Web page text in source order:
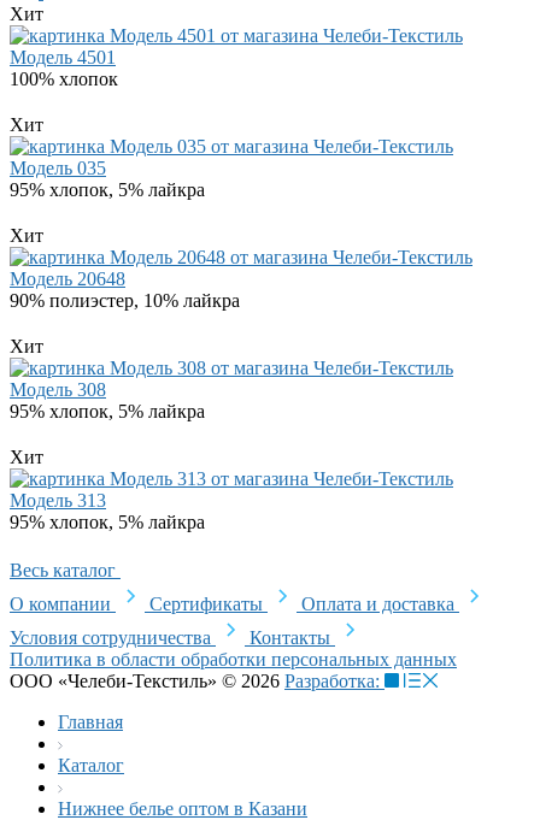
Хит
Модель 4501
100% хлопок
Хит
Модель 035
95% хлопок, 5% лайкра
Хит
Модель 20648
90% полиэстер, 10% лайкра
Хит
Модель 308
95% хлопок, 5% лайкра
Хит
Модель 313
95% хлопок, 5% лайкра
Весь каталог
О компании
Сертификаты
Оплата и доставка
Условия сотрудничества
Контакты
Политика в области обработки персональных данных
ООО «Челеби-Текстиль» © 2026 Разработка:
Главная
Каталог
Нижнее белье оптом в Казани